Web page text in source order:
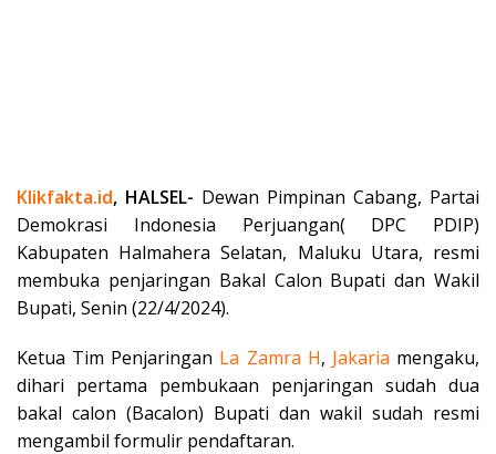
Klikfakta.id, HALSEL- Dewan Pimpinan Cabang, Partai
Demokrasi Indonesia Perjuangan( DPC PDIP)
Kabupaten Halmahera Selatan, Maluku Utara, resmi
membuka penjaringan Bakal Calon Bupati dan Wakil
Bupati, Senin (22/4/2024).
Ketua Tim Penjaringan La Zamra H, Jakaria mengaku,
dihari pertama pembukaan penjaringan sudah dua
bakal calon (Bacalon) Bupati dan wakil sudah resmi
mengambil formulir pendaftaran.